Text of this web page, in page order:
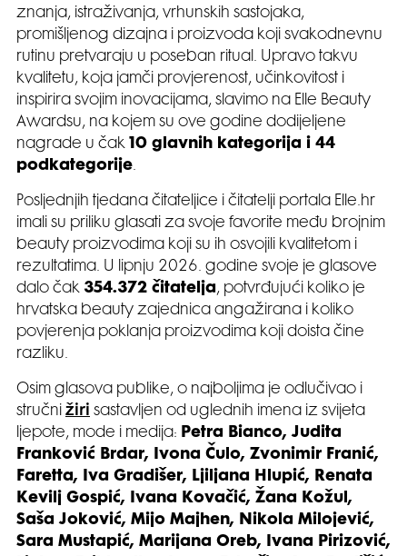
znanja, istraživanja, vrhunskih sastojaka,
promišljenog dizajna i proizvoda koji svakodnevnu
rutinu pretvaraju u poseban ritual. Upravo takvu
kvalitetu, koja jamči provjerenost, učinkovitost i
inspirira svojim inovacijama, slavimo na Elle Beauty
Awardsu, na kojem su ove godine dodijeljene
nagrade u čak
10 glavnih kategorija i 44
podkategorije.
Posljednjih tjedana čitateljice i čitatelji portala Elle.hr
imali su priliku glasati za svoje favorite među brojnim
beauty proizvodima koji su ih osvojili kvalitetom i
rezultatima. U lipnju 2026. godine svoje je glasove
dalo čak 354.372 čitatelja, potvrđujući koliko je
hrvatska beauty zajednica angažirana i koliko
povjerenja poklanja proizvodima koji doista čine
razliku.
Osim glasova publike, o najboljima je odlučivao i
stručni žiri sastavljen od uglednih imena iz svijeta
ljepote, mode i medija: Petra Bianco, Judita
Franković Brdar, Ivona Čulo, Zvonimir Franić,
Faretta, Iva Gradišer, Ljiljana Hlupić, Renata
Kevilj Gospić, Ivana Kovačić, Žana Kožul,
Saša Joković, Mijo Majhen, Nikola Milojević,
Sara Mustapić, Marijana Oreb, Ivana Pirizović,